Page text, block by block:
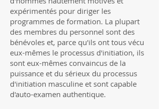
expérimentés pour diriger les
programmes de formation. La plupart
des membres du personnel sont des
bénévoles et, parce qu'ils ont tous vécu
eux-mêmes le processus d'initiation, ils
sont eux-mêmes convaincus de la
puissance et du sérieux du processus
d'initiation masculine et sont capable
d'auto-examen authentique.